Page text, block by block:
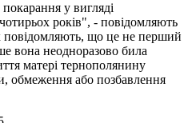
покарання у вигляді
років", - повідомляють
повідомляють, що це не перший
вона неодноразово била
матері тернополянину
обмеження або позбавлення